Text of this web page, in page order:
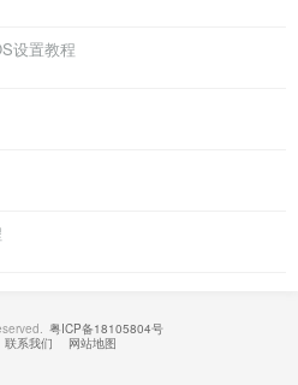
设置教程
粤ICP备18105804号
联系我们 网站地图